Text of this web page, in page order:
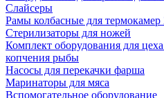
Слайсеры
Рамы колбасные для
Стерилизаторы для ножей
Комплект оборудования для
копчения рыбы
Насосы для перекачки фарша
Маринаторы для мяса
Вспомогательное оборудование